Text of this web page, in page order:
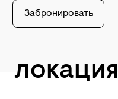
Забронировать
локация